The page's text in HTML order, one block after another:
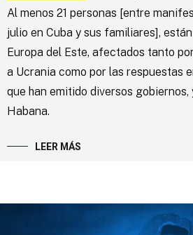
Al menos 21 personas [entre
julio en Cuba y sus familiares],
Europa del Este, afectados tanto
a Ucrania como por las respuestas
que han emitido diversos gobiernos,
Habana.
LEER MÁS